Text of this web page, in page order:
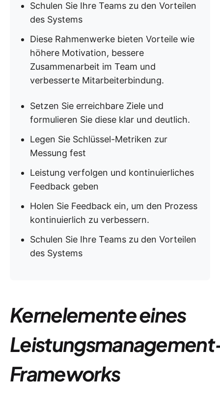
Schulen Sie Ihre Teams zu den Vorteilen
des Systems
Diese Rahmenwerke bieten Vorteile wie
höhere Motivation, bessere
Zusammenarbeit im Team und
verbesserte Mitarbeiterbindung.
Setzen Sie erreichbare Ziele und
formulieren Sie diese klar und deutlich.
Legen Sie Schlüssel-Metriken zur
Messung fest
Leistung verfolgen und kontinuierliches
Feedback geben
Holen Sie Feedback ein, um den Prozess
kontinuierlich zu verbessern.
Schulen Sie Ihre Teams zu den Vorteilen
des Systems
Kernelemente eines
Frameworks